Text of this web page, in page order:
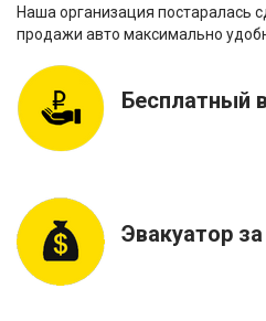
Наша организация постаралась
продажи авто максимально
Бесплатный
Эвакуатор